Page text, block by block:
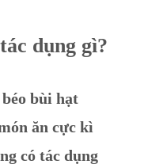
dụng gì?
bùi hạt
ăn cực kì
có tác dụng